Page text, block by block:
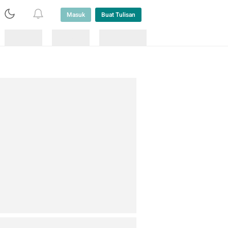
Masuk Buat Tulisan